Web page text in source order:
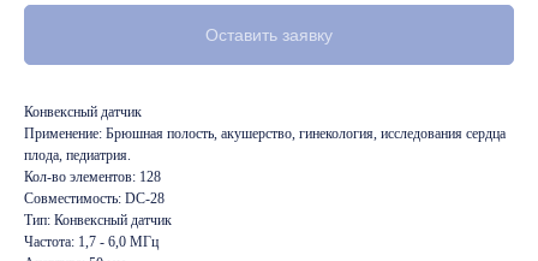
Оставить заявку
Конвексный датчик
Применение: Брюшная полость, акушерство, гинекология, исследования сердца
плода, педиатрия.
Кол-во элементов: 128
Совместимость: DC-28
Тип: Конвексный датчик
Частота: 1,7 - 6,0 МГц